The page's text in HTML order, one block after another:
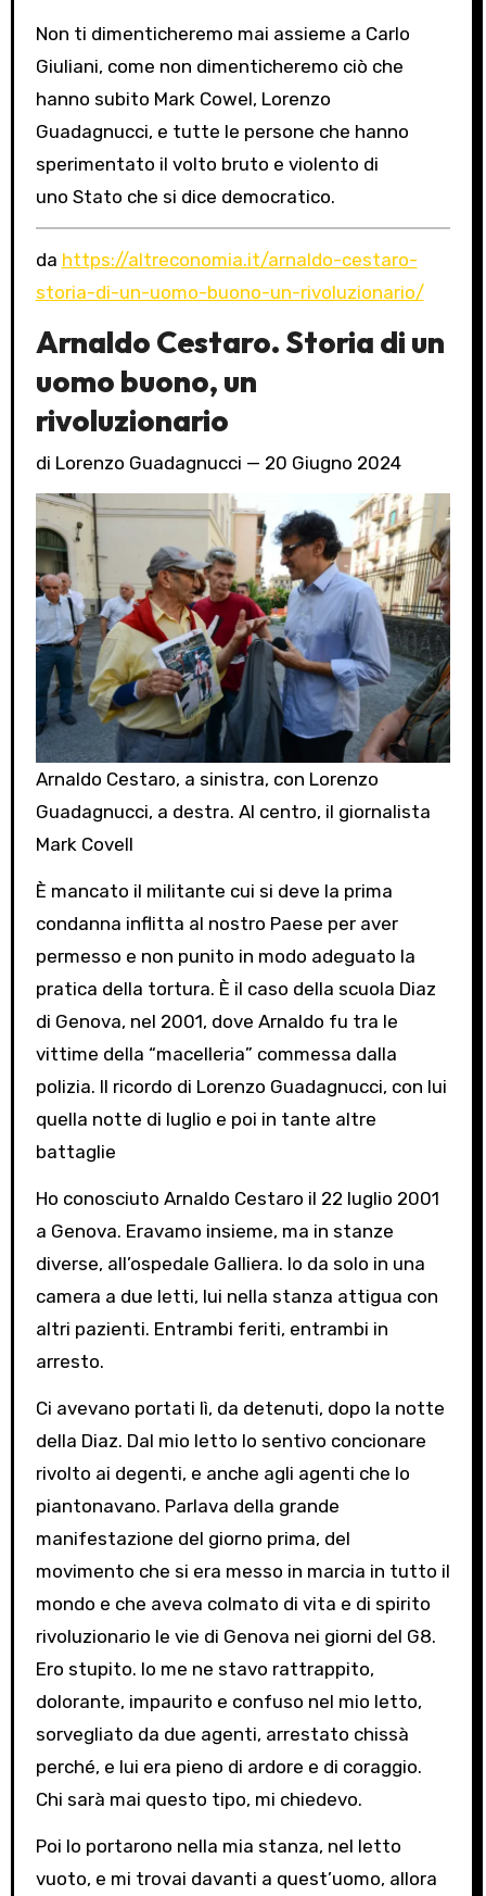
Non ti dimenticheremo mai assieme a Carlo
Giuliani, come non dimenticheremo ciò che
hanno subito Mark Cowel, Lorenzo
Guadagnucci, e tutte le persone che hanno
sperimentato il volto bruto e violento di
uno Stato che si dice democratico.
da https://altreconomia.it/arnaldo-cestaro-
storia-di-un-uomo-buono-un-rivoluzionario/
Arnaldo Cestaro. Storia di un
uomo buono, un
rivoluzionario
di Lorenzo Guadagnucci — 20 Giugno 2024
Arnaldo Cestaro, a sinistra, con Lorenzo
Guadagnucci, a destra. Al centro, il giornalista
Mark Covell
È mancato il militante cui si deve la prima
condanna inflitta al nostro Paese per aver
permesso e non punito in modo adeguato la
pratica della tortura. È il caso della scuola Diaz
di Genova, nel 2001, dove Arnaldo fu tra le
vittime della “macelleria” commessa dalla
polizia. Il ricordo di Lorenzo Guadagnucci, con lui
quella notte di luglio e poi in tante altre
battaglie
Ho conosciuto Arnaldo Cestaro il 22 luglio 2001
a Genova. Eravamo insieme, ma in stanze
diverse, all’ospedale Galliera. Io da solo in una
camera a due letti, lui nella stanza attigua con
altri pazienti. Entrambi feriti, entrambi in
arresto.
Ci avevano portati lì, da detenuti, dopo la notte
della Diaz. Dal mio letto lo sentivo concionare
rivolto ai degenti, e anche agli agenti che lo
piantonavano. Parlava della grande
manifestazione del giorno prima, del
movimento che si era messo in marcia in tutto il
mondo e che aveva colmato di vita e di spirito
rivoluzionario le vie di Genova nei giorni del G8.
Ero stupito. Io me ne stavo rattrappito,
dolorante, impaurito e confuso nel mio letto,
sorvegliato da due agenti, arrestato chissà
perché, e lui era pieno di ardore e di coraggio.
Chi sarà mai questo tipo, mi chiedevo.
Poi lo portarono nella mia stanza, nel letto
vuoto, e mi trovai davanti a quest’uomo, allora